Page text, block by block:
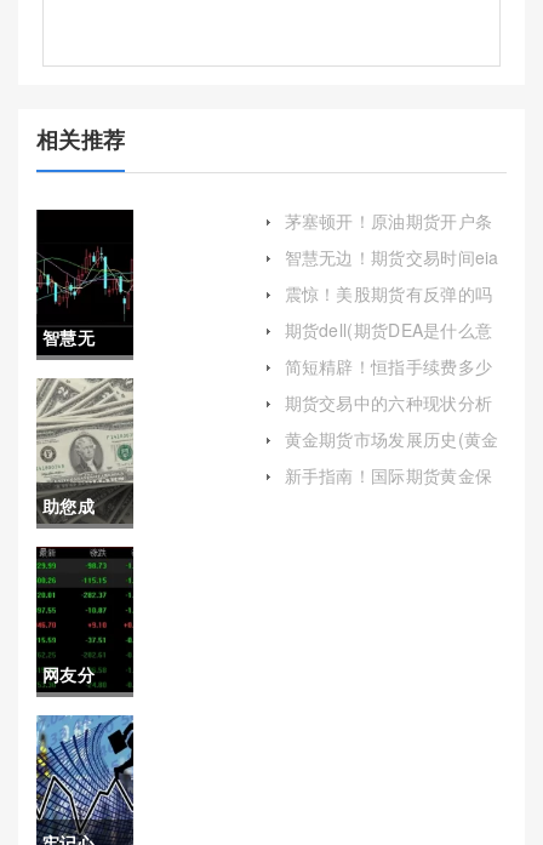
相关推荐
智慧无
边！汇鑫
期货油喊
单直播室
(实时分析
与精准指
导)
助您成
长！外盘
期货手续
费（帮助
投资者更
好地把握
市场机会
并降低交
网友分
享！天然
气期货如
何开户(帮
茅塞顿开！原油期货开户条
和要求最新)
智慧无边！期货交易时间eia
交易建议）
震惊！美股期货有反弹的吗
天最新消息)
期货dell(期货DEA是什么意
简短精辟！恒指手续费多少
期货交易中的六种现状分析
黄金期货市场发展历史(黄金
新手指南！国际期货黄金保